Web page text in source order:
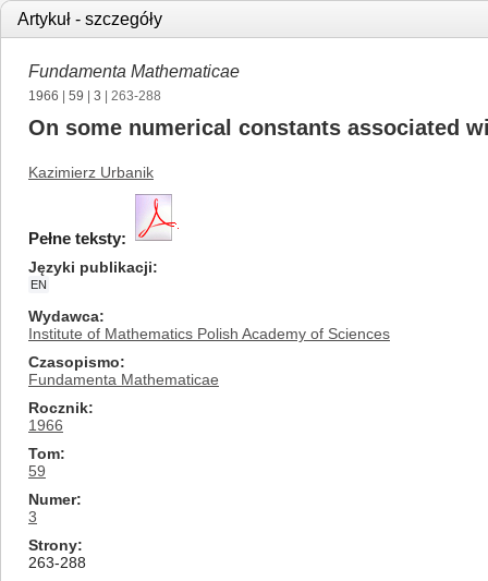
Artykuł - szczegóły
Fundamenta Mathematicae
1966 59 3 | 263-288
On some numerical constants associated
Kazimierz Urbanik
Pełne teksty:
Języki publikacji
EN
Wydawca
Institute of Mathematics Polish Academy of Sciences
Czasopismo
Fundamenta Mathematicae
Rocznik
1966
Tom
59
Numer
3
Strony
263-288